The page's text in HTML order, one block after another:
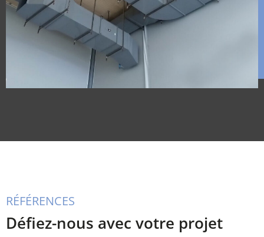
RÉFÉRENCES
Défiez-nous avec votre projet